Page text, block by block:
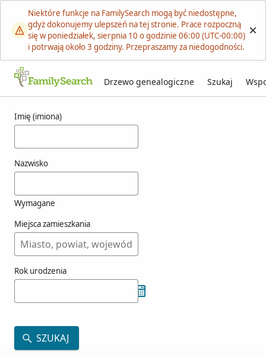
Niektóre funkcje na FamilySearch mogą być niedostępne,
gdyż dokonujemy ulepszeń na tej stronie. Prace rozpoczną
się w poniedziałek, sierpnia 10 o godzinie 06:00 (UTC-00:00)
i potrwają około 3 godziny. Przepraszamy za niedogodności.
Drzewo genealogiczne Szukaj
Imię (imiona)
Nazwisko
Wymagane
Miejsca zamieszkania
Rok urodzenia
SZUKAJ